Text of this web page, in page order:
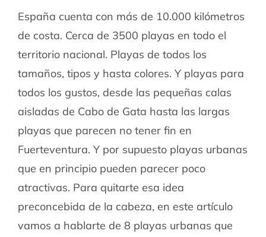
España cuenta con más de 10.000 kilómetros
de costa. Cerca de 3500 playas en todo el
territorio nacional. Playas de todos los
tamaños, tipos y hasta colores. Y playas para
todos los gustos, desde las pequeñas calas
aisladas de Cabo de Gata hasta las largas
playas que parecen no tener fin en
Fuerteventura. Y por supuesto playas urbanas
que en principio pueden parecer poco
atractivas. Para quitarte esa idea
preconcebida de la cabeza, en este artículo
vamos a hablarte de 8 playas urbanas que